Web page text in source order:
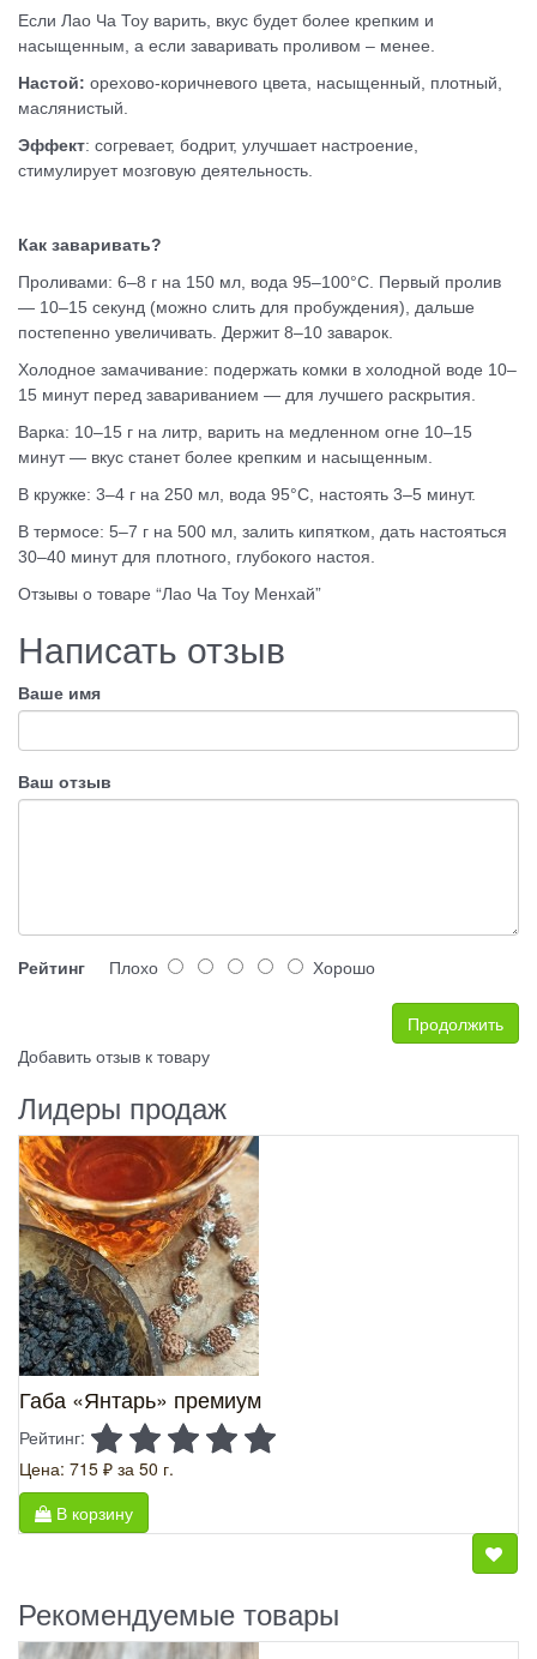
Если Лао Ча Тоу варить, вкус будет более крепким и
насыщенным, а если заваривать проливом – менее.
Настой: орехово-коричневого цвета, насыщенный, плотный,
маслянистый.
Эффект: согревает, бодрит, улучшает настроение,
стимулирует мозговую деятельность.
Как заваривать?
Проливами: 6–8 г на 150 мл, вода 95–100°C. Первый пролив
— 10–15 секунд (можно слить для пробуждения), дальше
постепенно увеличивать. Держит 8–10 заварок.
Холодное замачивание: подержать комки в холодной воде 10–
15 минут перед завариванием — для лучшего раскрытия.
Варка: 10–15 г на литр, варить на медленном огне 10–15
минут — вкус станет более крепким и насыщенным.
В кружке: 3–4 г на 250 мл, вода 95°C, настоять 3–5 минут.
В термосе: 5–7 г на 500 мл, залить кипятком, дать настояться
30–40 минут для плотного, глубокого настоя.
Отзывы о товаре “Лао Ча Тоу Менхай”
Написать отзыв
Ваше имя
Ваш отзыв
Рейтинг Плохо Хорошо
Продолжить
Добавить отзыв к товару
Лидеры продаж
Габа «Янтарь» премиум
Рейтинг:
Цена: 715 ₽ за 50 г.
В корзину
Рекомендуемые товары